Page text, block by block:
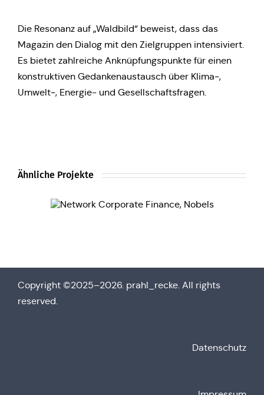
Die Reso­nanz auf „Wald­bild“ beweist, dass das
Magazin den Dialog mit den Ziel­grup­pen inten­si­viert.
Es bietet zahl­rei­che Anknüp­fungs­punk­te für einen
kon­struk­ti­ven Gedan­ken­aus­tausch über Klima‑,
Umwelt‑, Energie- und Gesellschaftsfragen.
Ähnliche Projekte
Copy­right ©2025–2026. prahl_recke. All rights
reserved.
Daten­schutz